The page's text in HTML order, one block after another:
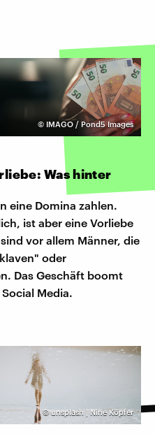
© IMAGO / Pond5 Images
Was hinter
eine Domina zahlen.
ist aber eine Vorliebe
vor allem Männer, die
oder
Das Geschäft boomt
Media.
©unsplash | Nine Köpfer